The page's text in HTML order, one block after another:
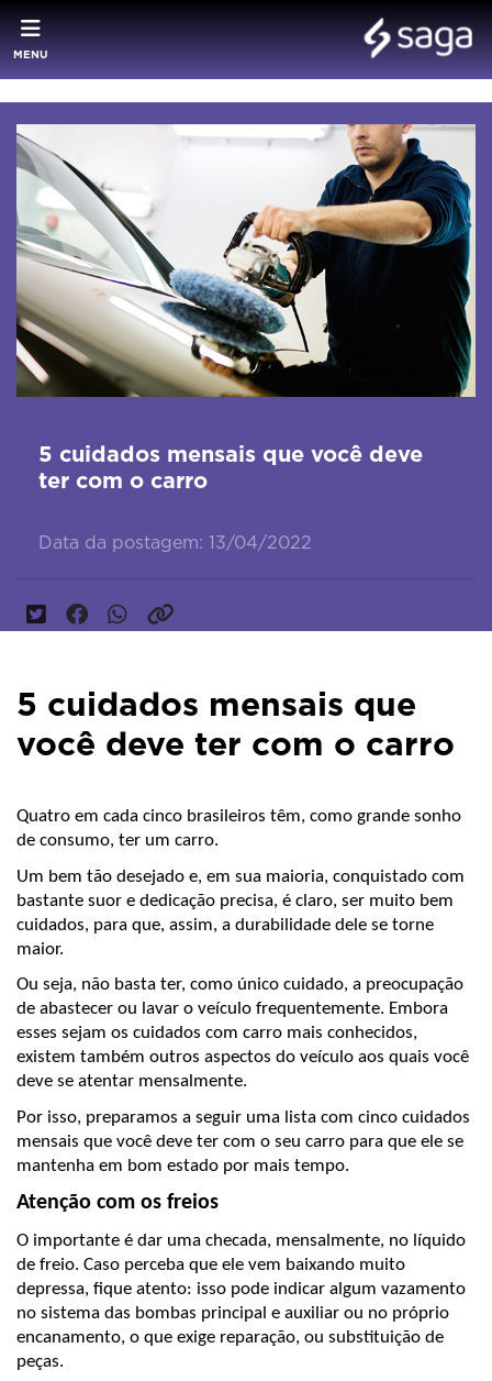
MENU
5 cuidados mensais que você deve
ter com o carro
Data da postagem: 13/04/2022
5 cuidados mensais que
você deve ter com o carro
Quatro em cada cinco brasileiros têm, como grande sonho
de consumo, ter um carro.
Um bem tão desejado e, em sua maioria, conquistado com
bastante suor e dedicação precisa, é claro, ser muito bem
cuidados, para que, assim, a durabilidade dele se torne
maior.
Ou seja, não basta ter, como único cuidado, a preocupação
de abastecer ou lavar o veículo frequentemente. Embora
esses sejam os cuidados com carro mais conhecidos,
existem também outros aspectos do veículo aos quais você
deve se atentar mensalmente.
Por isso, preparamos a seguir uma lista com cinco cuidados
mensais que você deve ter com o seu carro para que ele se
mantenha em bom estado por mais tempo.
Atenção com os freios
O importante é dar uma checada, mensalmente, no líquido
de freio. Caso perceba que ele vem baixando muito
depressa, fique atento: isso pode indicar algum vazamento
no sistema das bombas principal e auxiliar ou no próprio
encanamento, o que exige reparação, ou substituição de
peças.